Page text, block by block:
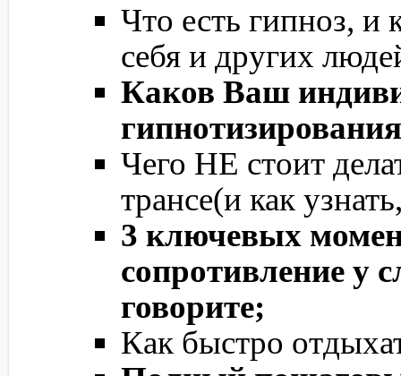
Что есть гипноз, и
себя и других
Каков Ваш
гипнотизирования
Чего НЕ стоит
трансе(и как
3 ключевых
сопротивление у
говорите;
Как быстро